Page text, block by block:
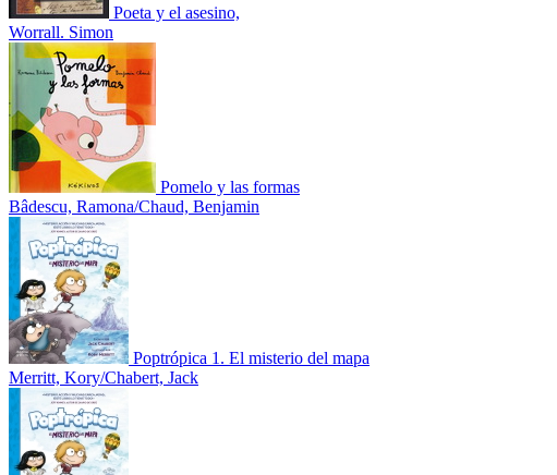
Poeta y el asesino,
Worrall. Simon
Pomelo y las formas
Bâdescu, Ramona/Chaud, Benjamin
Poptrópica 1. El misterio del mapa
Merritt, Kory/Chabert, Jack